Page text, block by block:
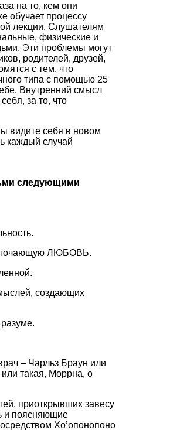
на то, кем они
обучает процессу
лекции. Слушателям
физические и
Эти проблемы могут
родителей, друзей,
с тем, что
типа с помощью 25
Внутренний смысл
за то, что
видите себя в новом
каждый случай
следующими
ЛЮБОВЬ.
создающих
– Чарльз Браун или
такая, Моррна, о
приоткрывших завесу
и поясняющие
Хо’опонопоно